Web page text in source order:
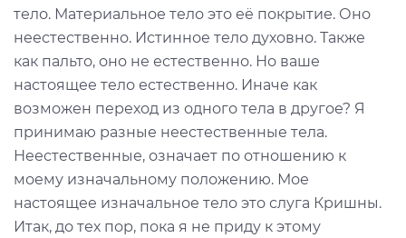
тело. Материальное тело это её покрытие. Оно
неестественно. Истинное тело духовно. Также
как пальто, оно не естественно. Но ваше
настоящее тело естественно. Иначе как
возможен переход из одного тела в другое? Я
принимаю разные неестественные тела.
Неестественные, означает по отношению к
моему изначальному положению. Мое
настоящее изначальное тело это слуга Кришны.
Итак, до тех пор, пока я не приду к этому